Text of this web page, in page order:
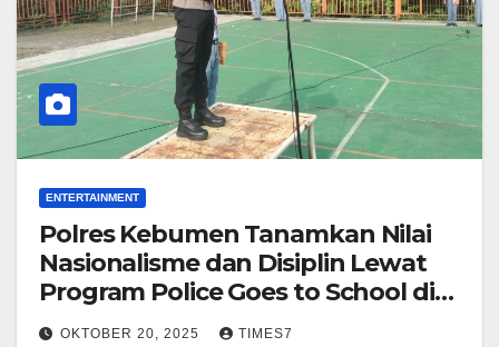
ENTERTAINMENT
Polres Kebumen Tanamkan Nilai
Nasionalisme dan Disiplin Lewat
Program Police Goes to School di
SMK Nawa Bhakti
OKTOBER 20, 2025 TIMES7